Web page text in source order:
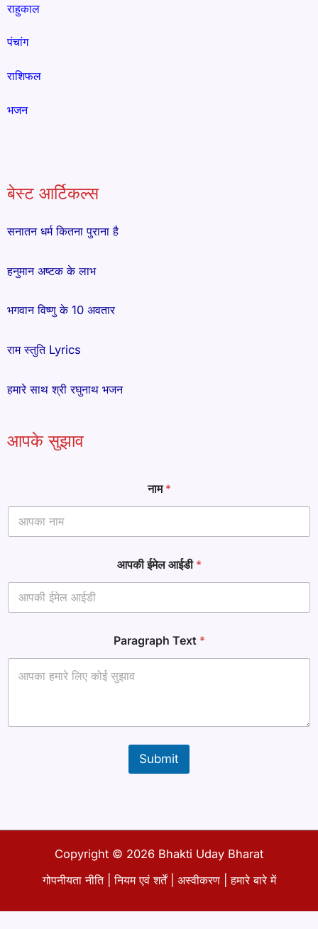
राहुकाल
पंचांग
राशिफल
भजन
बेस्ट आर्टिकल्स
सनातन धर्म कितना पुराना है
हनुमान अष्टक के लाभ
भगवान विष्णु के 10 अवतार
राम स्तुति Lyrics
हमारे साथ श्री रघुनाथ भजन
आपके सुझाव
नाम*
a
r
a
p
h
a
r
a
आपकी ईमेल आईडी *
Paragraph Text *
Submit
Copyright © 2026 Bhakti Uday Bharat
गोपनीयता नीति|नियम एवं शर्तें| अस्वीकरण |हमारे बारे में